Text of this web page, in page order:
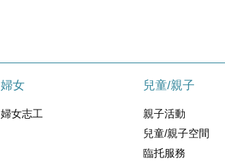
婦女
婦女志工
兒童/親子
親子活動
兒童/親子空間
臨托服務